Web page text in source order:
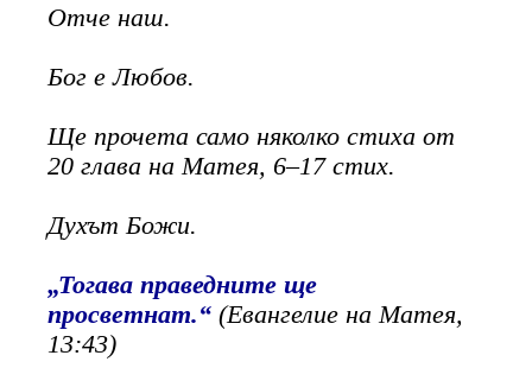
Отче наш.
Бог е Любов.
Ще прочета само няколко стиха от
20 глава на Матея, 6–17 стих.
Духът Божи.
„Тогава праведните ще
просветнат.“ (Евангелие на Матея,
13:43)